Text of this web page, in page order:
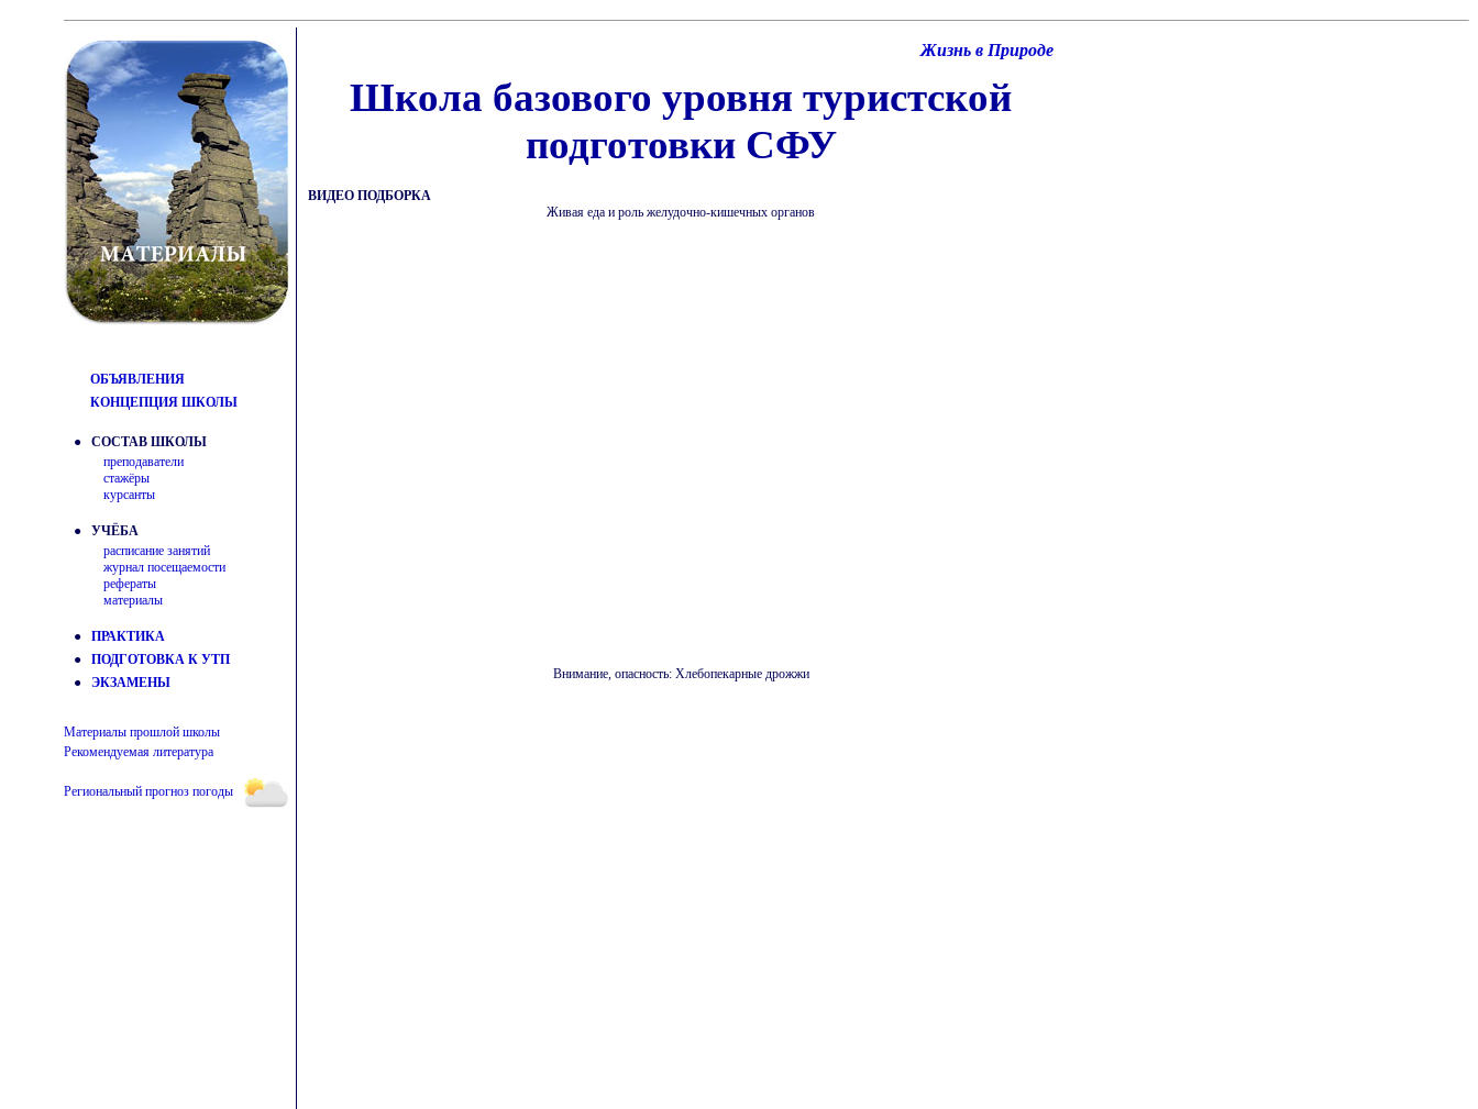
Жизнь в Природе
Школа базового уровня туристской
подготовки СФУ
ВИДЕО ПОДБОРКА
Живая еда и роль желудочно-кишечных органов
Внимание, опасность: Хлебопекарные дрожжи
ОБЪЯВЛЕНИЯ
КОНЦЕПЦИЯ ШКОЛЫ
● СОСТАВ ШКОЛЫ
преподаватели
стажёры
курсанты
● УЧЁБА
расписание занятий
журнал посещаемости
рефераты
материалы
● ПРАКТИКА
● ПОДГОТОВКА К УТП
● ЭКЗАМЕНЫ
Материалы прошлой школы
Рекомендуемая литература
Региональный прогноз погоды